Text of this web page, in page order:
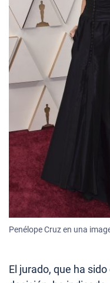
Penélope Cruz en una
El jurado, que ha